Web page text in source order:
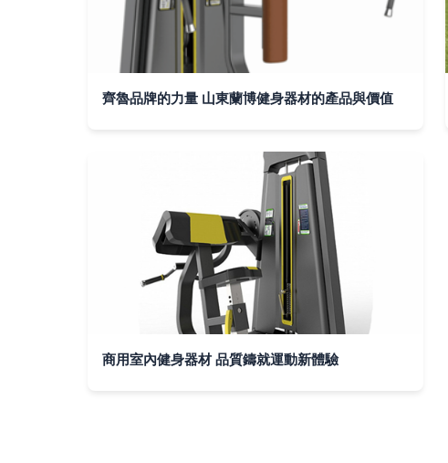
齊魯品牌的力量 山東蘭博健身器材的產品與價值
商用室內健身器材 品質鑄就運動新體驗